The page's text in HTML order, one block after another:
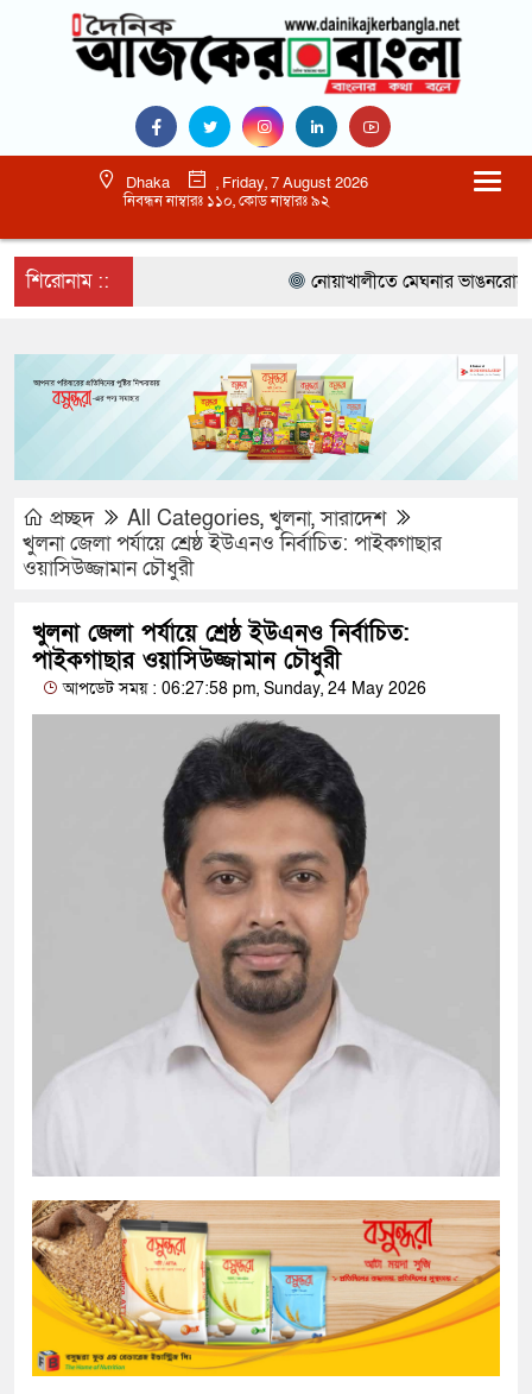
Dhaka
, Friday, 7 August 2026
নিবন্ধন নাম্বারঃ ১১০, কোড নাম্বারঃ ৯২
শিরোনাম :: নোয়াখালীতে মেঘনার ভাঙনরোধে
প্রচ্ছদ All Categories, খুলনা,সারাদেশ
খুলনা জেলা পর্যায়ে শ্রেষ্ঠ ইউএনও নির্বাচিত: পাইকগাছার
ওয়াসিউজ্জামান চৌধুরী
খুলনা জেলা পর্যায়ে শ্রেষ্ঠ ইউএনও নির্বাচিত:
পাইকগাছার ওয়াসিউজ্জামান চৌধুরী
আপডেট সময় : 06:27:58 pm, Sunday, 24 May 2026